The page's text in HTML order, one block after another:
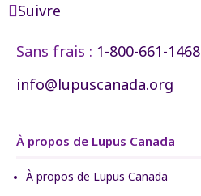
Suivre
Sans frais : 1-800-661-1468
info@lupuscanada.org
À propos de Lupus Canada
À propos de Lupus Canada